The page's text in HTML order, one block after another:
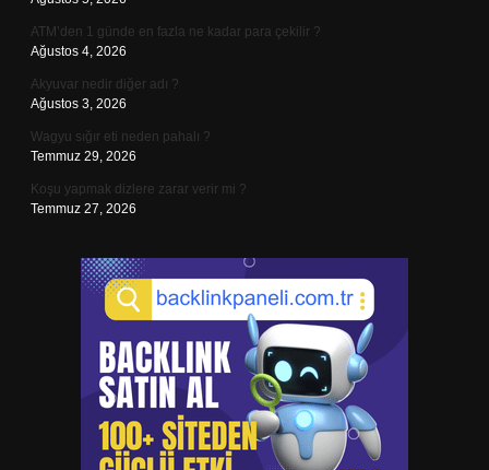
ATM’den 1 günde en fazla ne kadar para çekilir ?
Ağustos 4, 2026
Akyuvar nedir diğer adı ?
Ağustos 3, 2026
Wagyu sığır eti neden pahalı ?
Temmuz 29, 2026
Koşu yapmak dizlere zarar verir mi ?
Temmuz 27, 2026